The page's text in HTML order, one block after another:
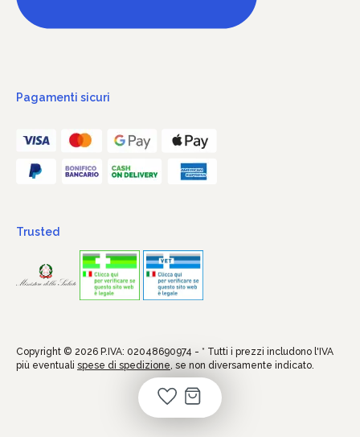
Pagamenti sicuri
Trusted
Copyright © 2026 P.IVA: 02048690974 - * Tutti i prezzi includono l'IVA
più eventuali spese di spedizione, se non diversamente indicato.